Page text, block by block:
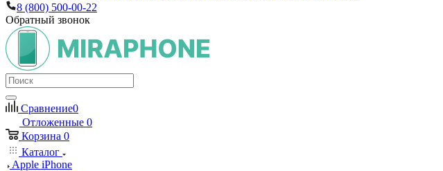
8 (800) 500-00-22
Обратный звонок
Сравнение0
Отложенные 0
Корзина 0
Каталог
Apple iPhone